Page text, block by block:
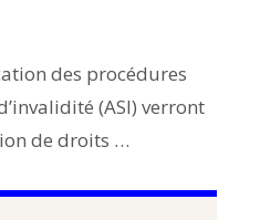
des procédures
(ASI) verront
de droits …